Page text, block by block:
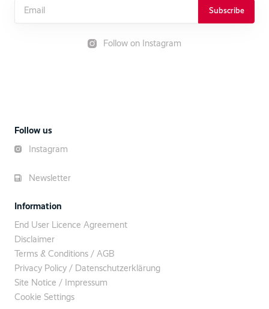
Subscribe
Follow on Instagram
Follow us
Instagram
Newsletter
Information
End User Licence Agreement
Disclaimer
Terms & Conditions / AGB
Privacy Policy / Datenschutzerklärung
Site Notice / Impressum
Cookie Settings